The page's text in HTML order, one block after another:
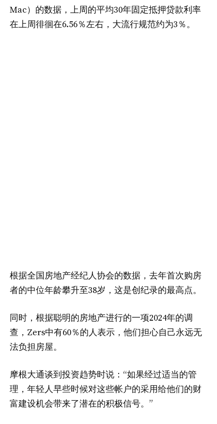
Mac）的数据，上周的平均30年固定抵押贷款利率
在上周徘徊在6.56％左右，大流行规范约为3％。
根据全国房地产经纪人协会的数据，去年首次购房
者的中位年龄攀升至38岁，这是创纪录的最高点。
同时，根据聪明的房地产进行的一项2024年的调
查，Zers中有60％的人表示，他们担心自己永远无
法负担房屋。
摩根大通谈到投资趋势时说：“如果经过适当的管
理，年轻人早些时候对这些帐户的采用给他们的财
富建设机会带来了潜在的积极信号。”